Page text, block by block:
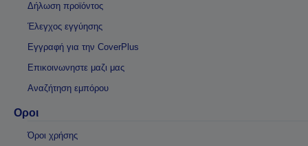
Δήλωση προϊόντος
Έλεγχος εγγύησης
Εγγραφή για την CoverPlus
Επικοινωνηστε μαζι μας
Αναζήτηση εμπόρου
Οροι
Όροι χρήσης